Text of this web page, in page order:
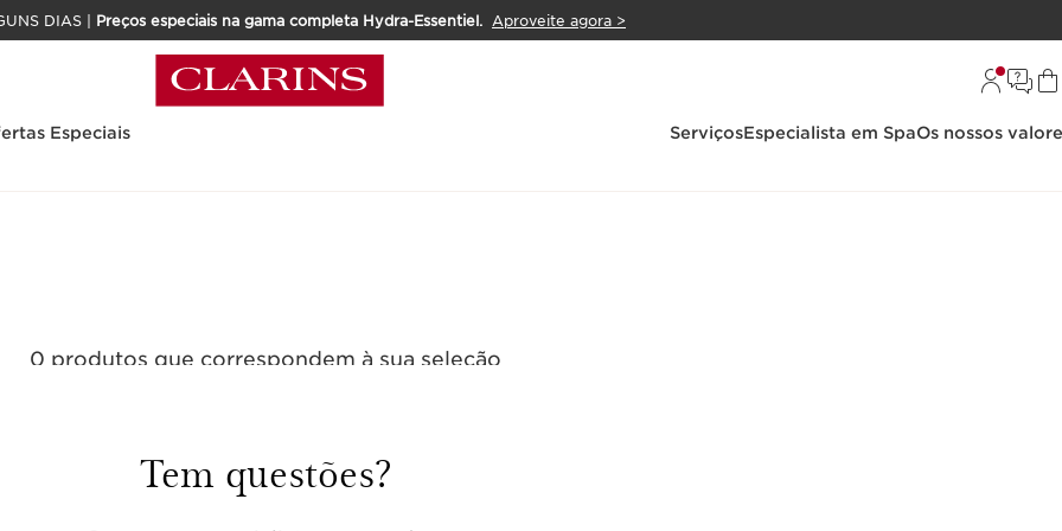
DIAS | Preços especiais na gama completa Hydra-Essentiel. Aproveite agora >
Especiais ServiçosEspecialista em SpaOs nossos
0 produtos que correspondem à sua seleção
Tem questões?